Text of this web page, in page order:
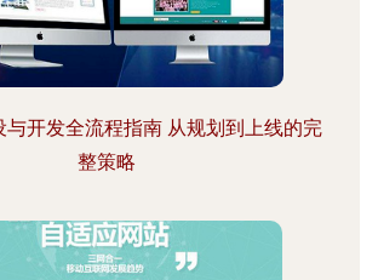
与开发全流程指南 从规划到上线的完
整策略